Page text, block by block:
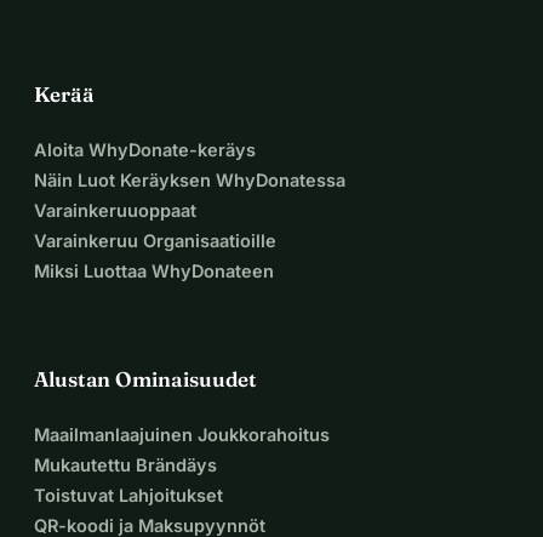
Kerää
Aloita WhyDonate-keräys
Näin Luot Keräyksen WhyDonatessa
Varainkeruuoppaat
Varainkeruu Organisaatioille
Miksi Luottaa WhyDonateen
Alustan Ominaisuudet
Maailmanlaajuinen Joukkorahoitus
Mukautettu Brändäys
Toistuvat Lahjoitukset
QR-koodi ja Maksupyynnöt